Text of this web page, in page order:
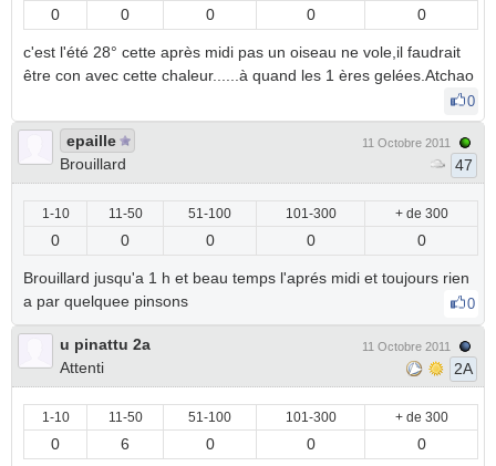
0 0 0 0 0
c'est l'été 28° cette après midi pas un oiseau ne vole,il faudrait
être con avec cette chaleur......à quand les 1 ères gelées.Atchao
0
epaille
Brouillard
11 Octobre 2011
47
1-10 11-50 51-100 101-300 + de 300
0 0 0 0 0
Brouillard jusqu'a 1 h et beau temps l'aprés midi et toujours rien
a par quelquee pinsons
0
u pinattu 2a
Attenti
11 Octobre 2011
2A
1-10 11-50 51-100 101-300 + de 300
0 6 0 0 0